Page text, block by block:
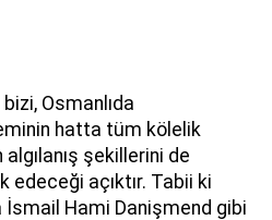
Osmanlıda
hatta tüm kölelik
şekillerini de
açıktır. Tabii ki
Hami Danişmend gibi